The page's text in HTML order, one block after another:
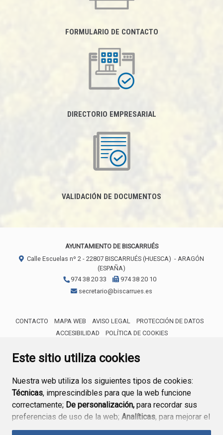
Este sitio utiliza cookies
Nuestra web utiliza los siguientes tipos de cookies:
Técnicas, imprescindibles para que la web funcione
correctamente; De personalización, para recordar sus
preferencias de uso de la web; Analíticas, para mejorar el
funcionamiento de la web y sus servicios.
FORMULARIO DE CONTACTO
DIRECTORIO EMPRESARIAL
VALIDACIÓN DE DOCUMENTOS
AYUNTAMIENTO DE BISCARRUÉS
Calle Escuelas nº 2 - 22807 BISCARRUÉS (HUESCA) - ARAGÓN
(ESPAÑA)
974 38 20 33
974 38 20 10
secretario@biscarrues.es
CONTACTO MAPA WEB AVISO LEGAL
PROTECCIÓN DE DATOS
ACCESIBILIDAD
POLÍTICA DE COOKIES